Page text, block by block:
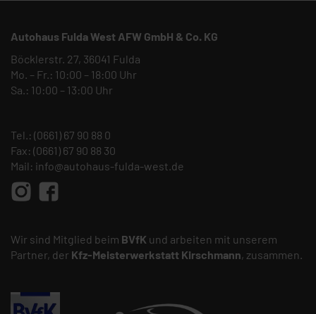
Autohaus Fulda West AFW GmbH & Co. KG
Böcklerstr. 27, 36041 Fulda
Mo. – Fr.: 10:00 – 18:00 Uhr
Sa.: 10:00 – 13:00 Uhr
Tel.: (0661) 67 90 88 0
Fax: (0661) 67 90 88 30
Mail: info@autohaus-fulda-west.de
Wir sind Mitglied beim BVfK und arbeiten mit unserem
Partner, der Kfz-Meisterwerkstatt Kirschmann, zusammen.